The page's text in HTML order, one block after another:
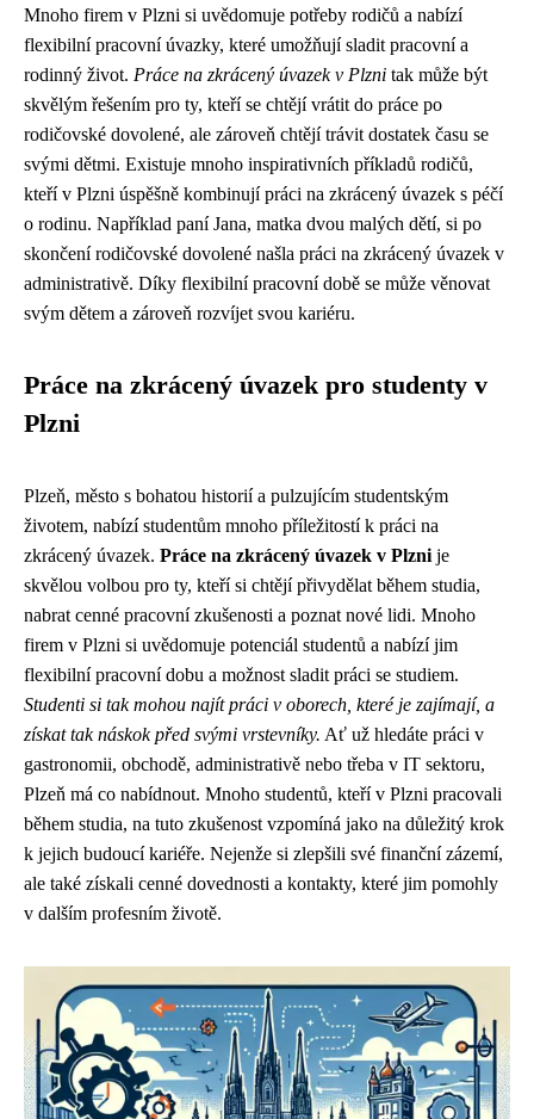
Mnoho firem v Plzni si uvědomuje potřeby rodičů a nabízí
flexibilní pracovní úvazky, které umožňují sladit pracovní a
rodinný život. Práce na zkrácený úvazek v Plzni tak může být
skvělým řešením pro ty, kteří se chtějí vrátit do práce po
rodičovské dovolené, ale zároveň chtějí trávit dostatek času se
svými dětmi. Existuje mnoho inspirativních příkladů rodičů,
kteří v Plzni úspěšně kombinují práci na zkrácený úvazek s péčí
o rodinu. Například paní Jana, matka dvou malých dětí, si po
skončení rodičovské dovolené našla práci na zkrácený úvazek v
administrativě. Díky flexibilní pracovní době se může věnovat
svým dětem a zároveň rozvíjet svou kariéru.
Práce na zkrácený úvazek pro studenty v
Plzni
Plzeň, město s bohatou historií a pulzujícím studentským
životem, nabízí studentům mnoho příležitostí k práci na
zkrácený úvazek. Práce na zkrácený úvazek v Plzni je
skvělou volbou pro ty, kteří si chtějí přivydělat během studia,
nabrat cenné pracovní zkušenosti a poznat nové lidi. Mnoho
firem v Plzni si uvědomuje potenciál studentů a nabízí jim
flexibilní pracovní dobu a možnost sladit práci se studiem.
Studenti si tak mohou najít práci v oborech, které je zajímají, a
získat tak náskok před svými vrstevníky. Ať už hledáte práci v
gastronomii, obchodě, administrativě nebo třeba v IT sektoru,
Plzeň má co nabídnout. Mnoho studentů, kteří v Plzni pracovali
během studia, na tuto zkušenost vzpomíná jako na důležitý krok
k jejich budoucí kariéře. Nejenže si zlepšili své finanční zázemí,
ale také získali cenné dovednosti a kontakty, které jim pomohly
v dalším profesním životě.